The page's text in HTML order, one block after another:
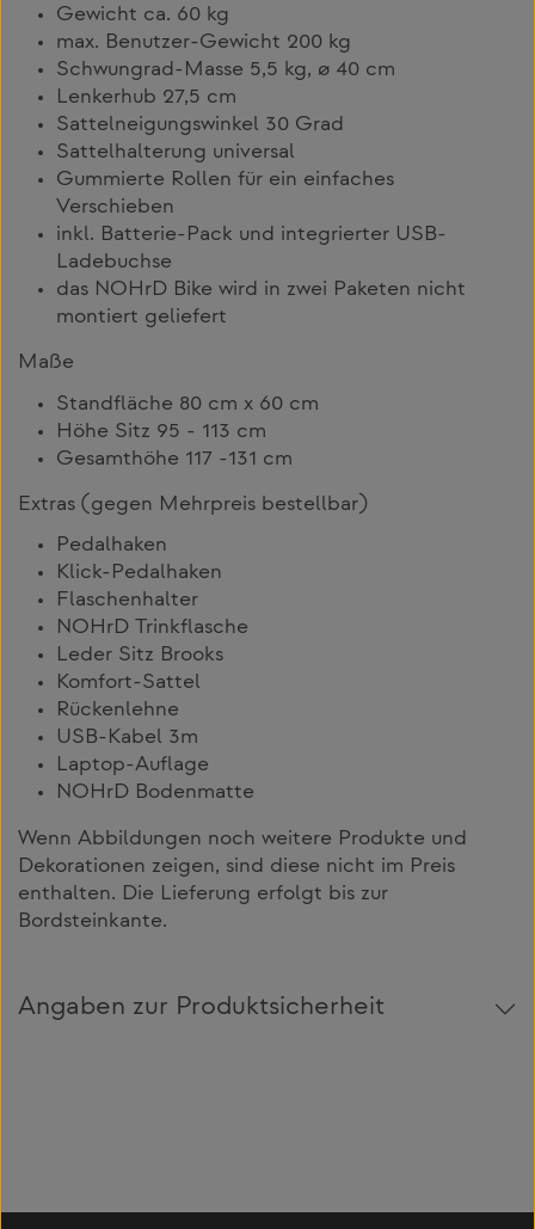
Gewicht ca. 60 kg
max. Benutzer-Gewicht 200 kg
Schwungrad-Masse 5,5 kg, ø 40 cm
Lenkerhub 27,5 cm
Sattelneigungswinkel 30 Grad
Sattelhalterung universal
Gummierte Rollen für ein einfaches
Verschieben
inkl. Batterie-Pack und integrierter USB-
Ladebuchse
das NOHrD Bike wird in zwei Paketen nicht
montiert geliefert
Maße
Standfläche 80 cm x 60 cm
Höhe Sitz 95 - 113 cm
Gesamthöhe 117 -131 cm
Extras (gegen Mehrpreis bestellbar)
Pedalhaken
Klick-Pedalhaken
Flaschenhalter
NOHrD Trinkflasche
Leder Sitz Brooks
Komfort-Sattel
Rückenlehne
USB-Kabel 3m
Laptop-Auflage
NOHrD Bodenmatte
Wenn Abbildungen noch weitere Produkte und
Dekorationen zeigen, sind diese nicht im Preis
enthalten. Die Lieferung erfolgt bis zur
Bordsteinkante.
Angaben zur Produktsicherheit